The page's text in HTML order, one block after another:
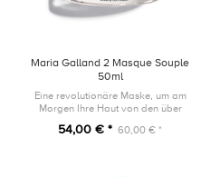
Maria Galland 2 Masque Souple
50ml
Eine revolutionäre Maske, um am
Morgen Ihre Haut von den über
zu reinigen.
54,00 € * 60,00 € *